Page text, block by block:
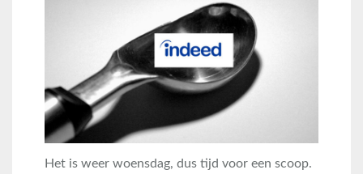
Het is weer woensdag, dus tijd voor een scoop.